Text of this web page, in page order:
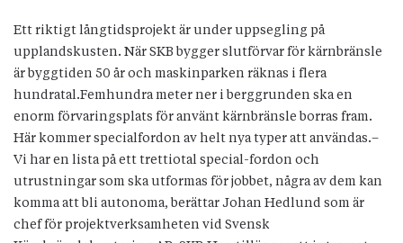
Ett riktigt långtidsprojekt är under uppsegling på
upplandskusten. När SKB bygger slutförvar för kärnbränsle
är byggtiden 50 år och maskinparken räknas i flera
hundratal.Femhundra meter ner i berggrunden ska en
enorm förvaringsplats för använt kärnbränsle borras fram.
Här kommer specialfordon av helt nya typer att användas.–
Vi har en lista på ett trettiotal special-fordon och
utrustningar som ska utformas för jobbet, några av dem kan
komma att bli autonoma, berättar Johan Hedlund som är
chef för projektverksamheten vid Svensk